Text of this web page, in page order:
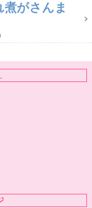
がさんま